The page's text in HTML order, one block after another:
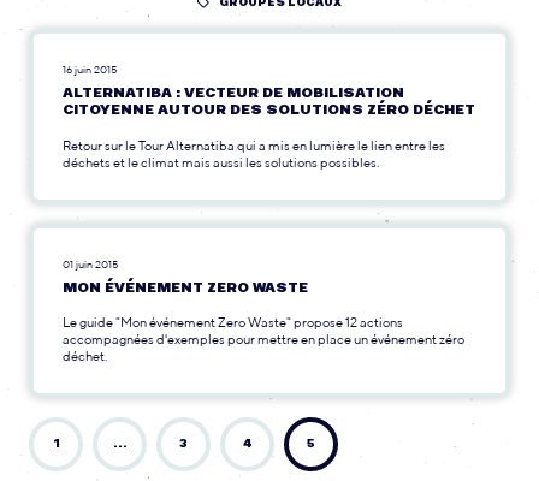
GROUPES LOCAUX
16 juin 2015
ALTERNATIBA : VECTEUR DE MOBILISATION
CITOYENNE AUTOUR DES SOLUTIONS ZÉRO DÉCHET
Retour sur le Tour Alternatiba qui a mis en lumière le lien entre les
déchets et le climat mais aussi les solutions possibles.
01 juin 2015
MON ÉVÉNEMENT ZERO WASTE
Le guide "Mon événement Zero Waste" propose 12 actions
accompagnées d'exemples pour mettre en place un événement zéro
déchet.
1 … 3 4 5